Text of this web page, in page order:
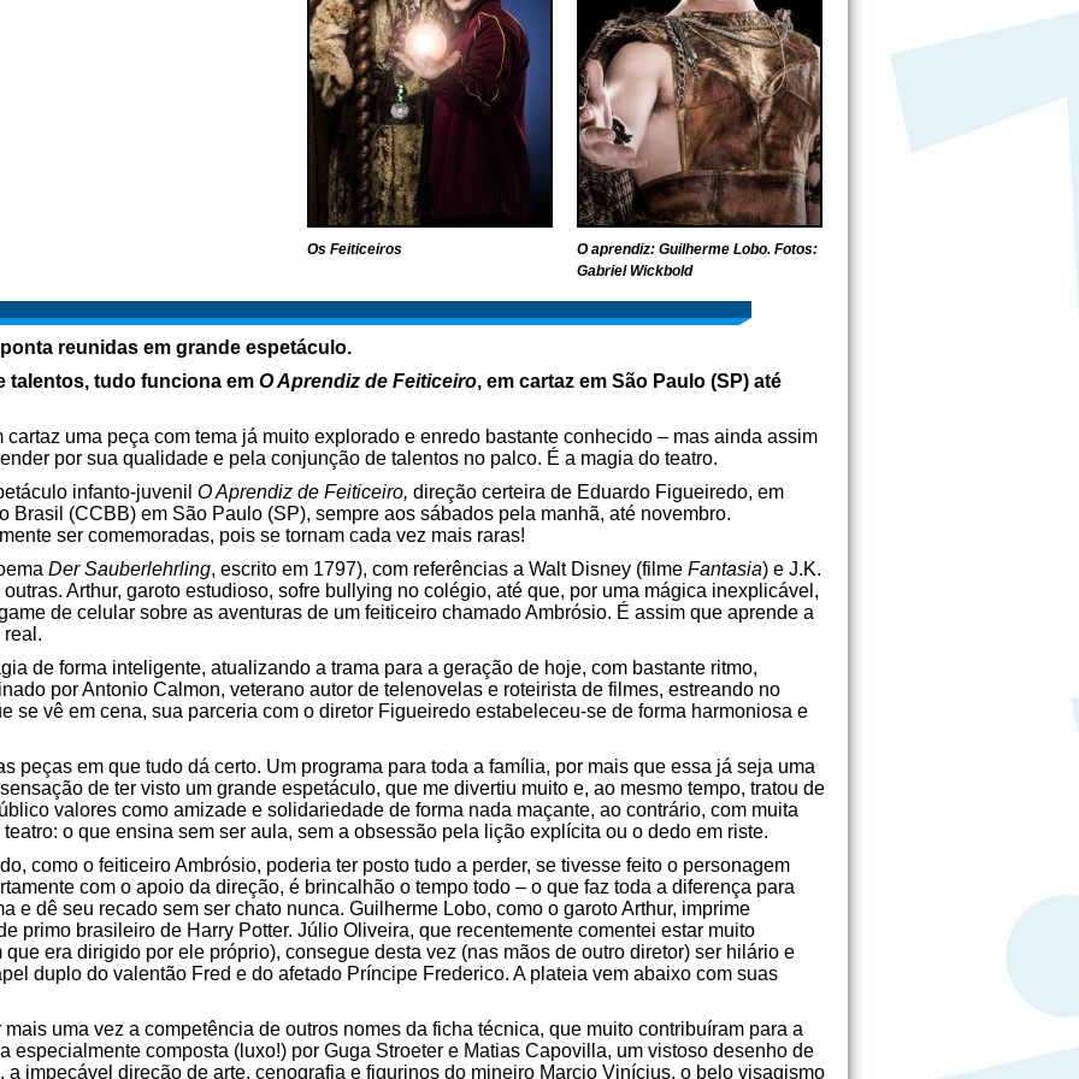
O aprendiz: Guilherme Lobo. Fotos:
Gabriel Wickbold
Os Feiticeiros
reunidas em grande espetáculo.
talentos, tudo funciona em O Aprendiz de Feiticeiro, em cartaz em São Paulo (SP) até
uma peça com tema já muito explorado e enredo bastante conhecido – mas ainda assim
por sua qualidade e pela conjunção de talentos no palco. É a magia do teatro.
infanto-juvenil O Aprendiz de Feiticeiro, direção certeira de Eduardo Figueiredo, em
Brasil (CCBB) em São Paulo (SP), sempre aos sábados pela manhã, até novembro.
ser comemoradas, pois se tornam cada vez mais raras!
Der Sauberlehrling, escrito em 1797), com referências a Walt Disney (filme Fantasia) e J.K.
outras. Arthur, garoto estudioso, sofre bullying no colégio, até que, por uma mágica inexplicável,
de celular sobre as aventuras de um feiticeiro chamado Ambrósio. É assim que aprende a
de forma inteligente, atualizando a trama para a geração de hoje, com bastante ritmo,
por Antonio Calmon, veterano autor de telenovelas e roteirista de filmes, estreando no
se vê em cena, sua parceria com o diretor Figueiredo estabeleceu-se de forma harmoniosa e
peças em que tudo dá certo. Um programa para toda a família, por mais que essa já seja uma
de ter visto um grande espetáculo, que me divertiu muito e, ao mesmo tempo, tratou de
valores como amizade e solidariedade de forma nada maçante, ao contrário, com muita
o que ensina sem ser aula, sem a obsessão pela lição explícita ou o dedo em riste.
como o feiticeiro Ambrósio, poderia ter posto tudo a perder, se tivesse feito o personagem
com o apoio da direção, é brincalhão o tempo todo – o que faz toda a diferença para
e dê seu recado sem ser chato nunca. Guilherme Lobo, como o garoto Arthur, imprime
primo brasileiro de Harry Potter. Júlio Oliveira, que recentemente comentei estar muito
era dirigido por ele próprio), consegue desta vez (nas mãos de outro diretor) ser hilário e
duplo do valentão Fred e do afetado Príncipe Frederico. A plateia vem abaixo com suas
uma vez a competência de outros nomes da ficha técnica, que muito contribuíram para a
especialmente composta (luxo!) por Guga Stroeter e Matias Capovilla, um vistoso desenho de
a impecável direção de arte, cenografia e figurinos do mineiro Marcio Vinícius, o belo visagismo